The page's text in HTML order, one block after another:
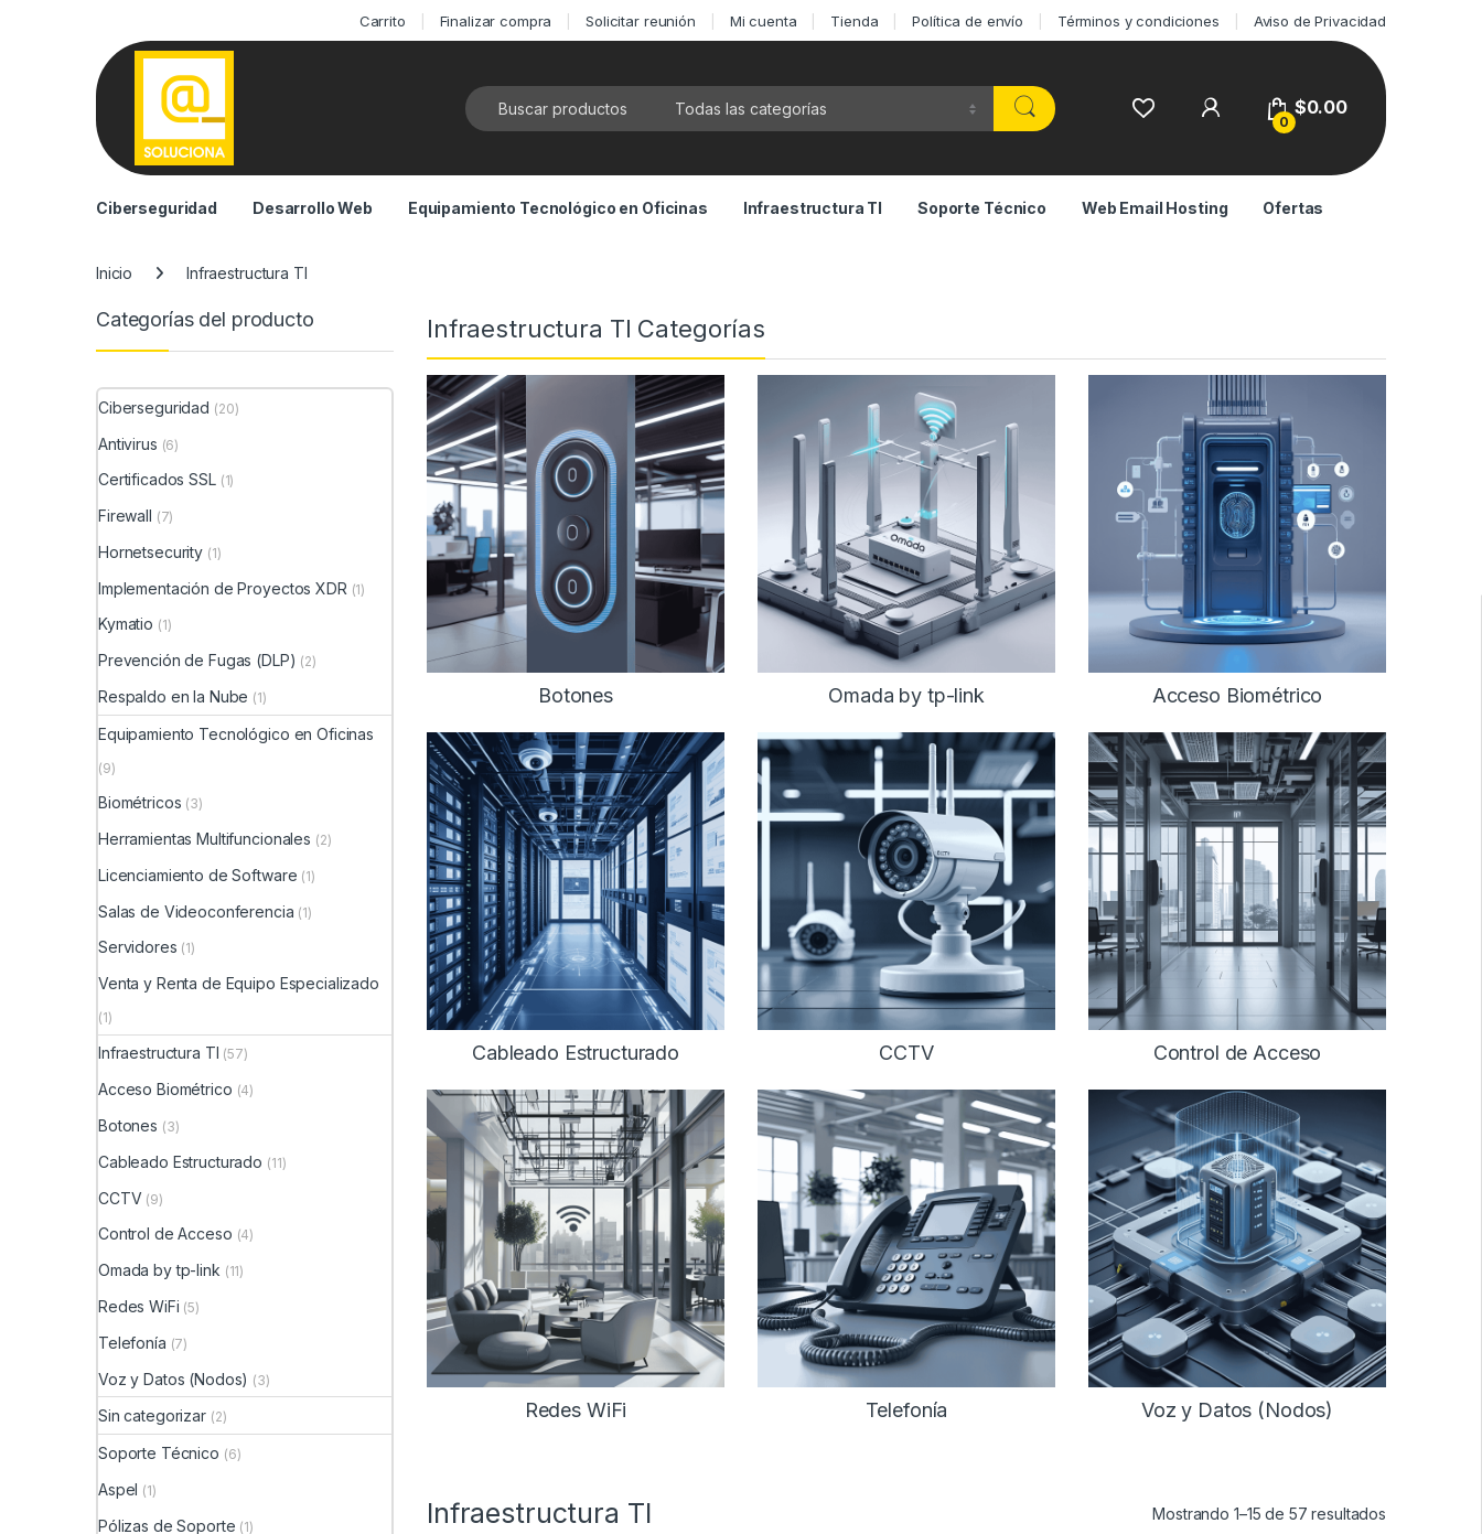
Carrito Finalizar compra Solicitar reunión Mi cuenta Tienda Política de envío Términos y condiciones Aviso de Privacidad
Busca por:
0
$0.00
Ciberseguridad Desarrollo Web Equipamiento Tecnológico en Oficinas Infraestructura TI Soporte Técnico Web Email Hosting Ofertas
Inicio Infraestructura TI
Infraestructura TI Categorías
Botones Omada by tp-link Acceso Biométrico
Cableado Estructurado CCTV Control de Acceso
Redes WiFi Telefonía Voz y Datos (Nodos)
Infraestructura TI Mostrando 1–15 de 57 resultados
Categorías del producto
Ciberseguridad (20)
Antivirus (6)
Certificados SSL (1)
Firewall (7)
Hornetsecurity (1)
Implementación de Proyectos XDR (1)
Kymatio (1)
Prevención de Fugas (DLP) (2)
Respaldo en la Nube (1)
Equipamiento Tecnológico en Oficinas
(9)
Biométricos (3)
Herramientas Multifuncionales (2)
Licenciamiento de Software (1)
Salas de Videoconferencia (1)
Servidores (1)
Venta y Renta de Equipo Especializado
(1)
Infraestructura TI (57)
Acceso Biométrico (4)
Botones (3)
Cableado Estructurado (11)
CCTV (9)
Control de Acceso (4)
Omada by tp-link (11)
Redes WiFi (5)
Telefonía (7)
Voz y Datos (Nodos) (3)
Sin categorizar (2)
Soporte Técnico (6)
Aspel (1)
Pólizas de Soporte (1)